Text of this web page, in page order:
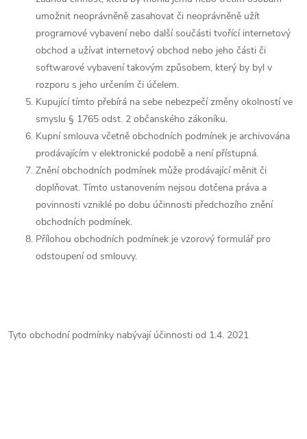
umožnit neoprávněně zasahovat či neoprávněně užít
programové vybavení nebo další součásti tvořící internetový
obchod a užívat internetový obchod nebo jeho části či
softwarové vybavení takovým způsobem, který by byl v
rozporu s jeho určením či účelem.
Kupující tímto přebírá na sebe nebezpečí změny okolností ve
smyslu § 1765 odst. 2 občanského zákoníku.
Kupní smlouva včetně obchodních podmínek je archivována
prodávajícím v elektronické podobě a není přístupná.
Znění obchodních podmínek může prodávající měnit či
doplňovat. Tímto ustanovením nejsou dotčena práva a
povinnosti vzniklé po dobu účinnosti předchozího znění
obchodních podmínek.
Přílohou obchodních podmínek je vzorový formulář pro
odstoupení od smlouvy.
Tyto obchodní podmínky nabývají účinnosti od 1.4. 2021